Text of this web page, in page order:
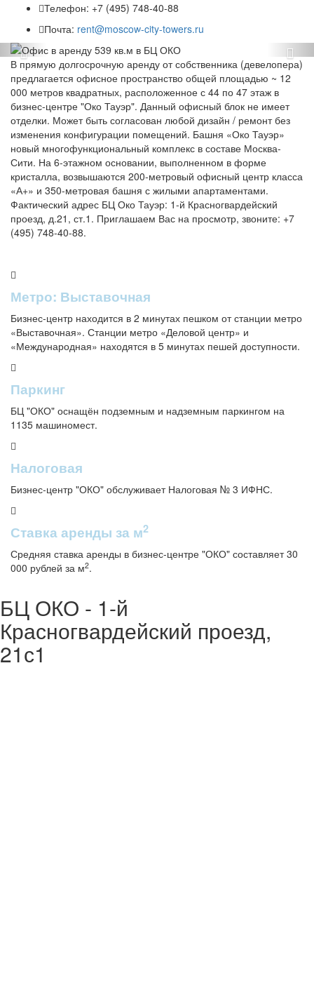
Телефон: +7 (495) 748-40-88
Почта: rent@moscow-city-towers.ru
Previous
В прямую долгосрочную аренду от собственника (девелопера)
предлагается офисное пространство общей площадью ~ 12
000 метров квадратных, расположенное с 44 по 47 этаж в
бизнес-центре "Око Тауэр". Данный офисный блок не имеет
отделки. Может быть согласован любой дизайн / ремонт без
изменения конфигурации помещений. Башня «Око Тауэр»
новый многофункциональный комплекс в составе Москва-
Сити. На 6-этажном основании, выполненном в форме
кристалла, возвышаются 200-метровый офисный центр класса
«А+» и 350-метровая башня с жилыми апартаментами.
Фактический адрес БЦ Око Тауэр: 1-й Красногвардейский
проезд, д.21, ст.1. Приглашаем Вас на просмотр, звоните: +7
(495) 748-40-88.
Метро: Выставочная
Бизнес-центр находится в 2 минутах пешком от станции метро
«Выставочная». Станции метро «Деловой центр» и
«Международная» находятся в 5 минутах пешей доступности.
Паркинг
БЦ "ОКО" оснащён подземным и надземным паркингом на
1135 машиномест.
Налоговая
Бизнес-центр "ОКО" обслуживает Налоговая № 3 ИФНС.
Ставка аренды за м2
Средняя ставка аренды в бизнес-центре "ОКО" составляет 30
000 рублей за м2.
БЦ ОКО - 1-й
Красногвардейский проезд,
21с1